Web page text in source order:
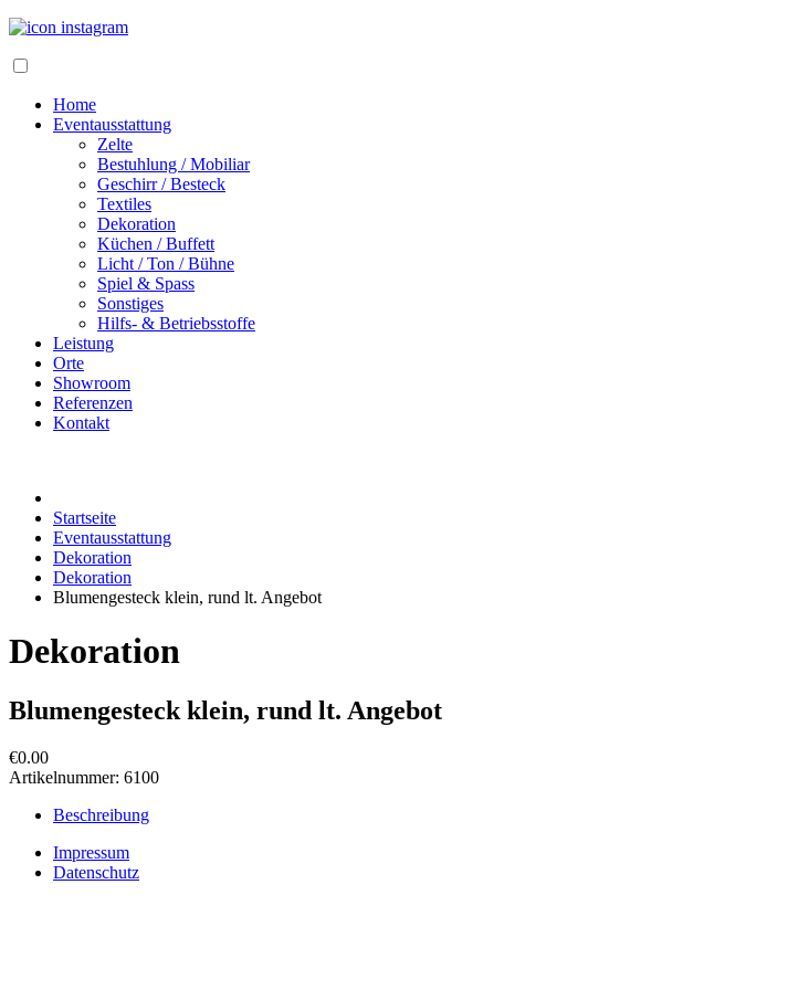
Home
Eventausstattung
Zelte
Bestuhlung / Mobiliar
Geschirr / Besteck
Textiles
Dekoration
Küchen / Buffett
Licht / Ton / Bühne
Spiel & Spass
Sonstiges
Hilfs- & Betriebsstoffe
Leistung
Orte
Showroom
Referenzen
Kontakt
Startseite
Eventausstattung
Dekoration
Dekoration
Blumengesteck klein, rund lt. Angebot
Dekoration
Blumengesteck klein, rund lt. Angebot
€0.00
Artikelnummer: 6100
Beschreibung
Impressum
Datenschutz